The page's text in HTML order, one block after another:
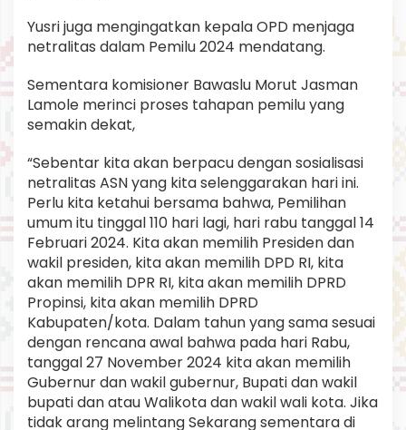
Yusri juga mengingatkan kepala OPD menjaga
netralitas dalam Pemilu 2024 mendatang.
Sementara komisioner Bawaslu Morut Jasman
Lamole merinci proses tahapan pemilu yang
semakin dekat,
“Sebentar kita akan berpacu dengan sosialisasi
netralitas ASN yang kita selenggarakan hari ini.
Perlu kita ketahui bersama bahwa, Pemilihan
umum itu tinggal 110 hari lagi, hari rabu tanggal 14
Februari 2024. Kita akan memilih Presiden dan
wakil presiden, kita akan memilih DPD RI, kita
akan memilih DPR RI, kita akan memilih DPRD
Propinsi, kita akan memilih DPRD
Kabupaten/kota. Dalam tahun yang sama sesuai
dengan rencana awal bahwa pada hari Rabu,
tanggal 27 November 2024 kita akan memilih
Gubernur dan wakil gubernur, Bupati dan wakil
bupati dan atau Walikota dan wakil wali kota. Jika
tidak arang melintang Sekarang sementara di